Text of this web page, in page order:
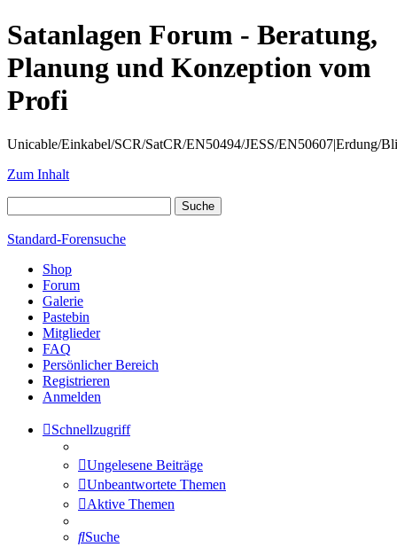
Satanlagen Forum - Beratung,
Planung und Konzeption vom
Profi
Unicable/Einkabel/SCR/SatCR/EN50494/JESS/EN50607|Erdung/
Zum Inhalt
Standard-Forensuche
Shop
Forum
Galerie
Pastebin
Mitglieder
FAQ
Persönlicher Bereich
Registrieren
Anmelden
Schnellzugriff
Ungelesene Beiträge
Unbeantwortete Themen
Aktive Themen
Suche